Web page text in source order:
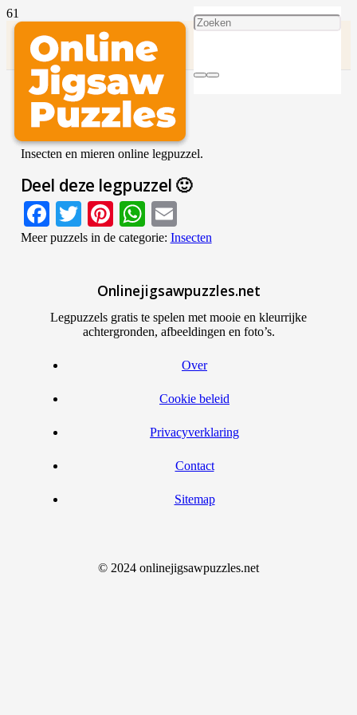
Insecten Mier
SPEEL DEZE PUZZEL
Insecten en mieren online legpuzzel.
Deel deze legpuzzel 🙂
Facebook
TwitterPinterestWhatsApp
Meer puzzels in de categorie: Insecten
Onlinejigsawpuzzles.net
Legpuzzels gratis te spelen met mooie en kleurrijke
achtergronden, afbeeldingen en foto’s.
Over
Cookie beleid
Privacyverklaring
Contact
Sitemap
© 2024 onlinejigsawpuzzles.net